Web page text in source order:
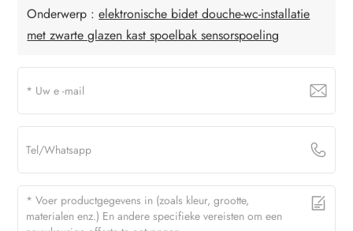
Onderwerp :elektronische bidet douche-wc-installatie
met zwarte glazen kast spoelbak sensorspoeling